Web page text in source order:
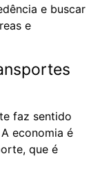
e buscar
e
faz sentido
economia é
que é